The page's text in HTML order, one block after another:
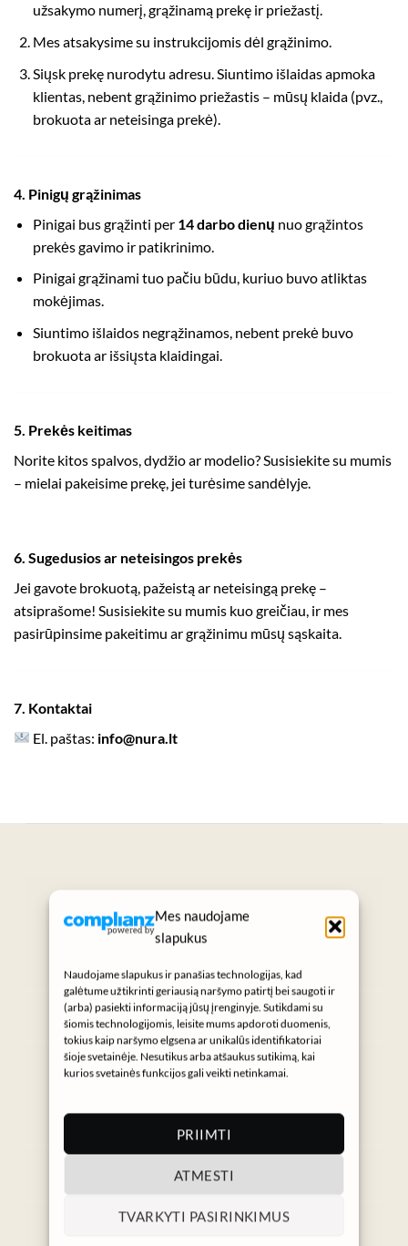
Mes naudojame
slapukus
Naudojame slapukus ir panašias technologijas, kad
galėtume užtikrinti geriausią naršymo patirtį bei saugoti ir
(arba) pasiekti informaciją jūsų įrenginyje. Sutikdami su
šiomis technologijomis, leisite mums apdoroti duomenis,
tokius kaip naršymo elgsena ar unikalūs identifikatoriai
šioje svetainėje. Nesutikus arba atšaukus sutikimą, kai
kurios svetainės funkcijos gali veikti netinkamai.
PRIIMTI
ATMESTI
TVARKYTI PASIRINKIMUS
užsakymo numerį, grąžinamą prekę ir priežastį.
Mes atsakysime su instrukcijomis dėl grąžinimo.
Siųsk prekę nurodytu adresu. Siuntimo išlaidas apmoka
klientas, nebent grąžinimo priežastis – mūsų klaida (pvz.,
brokuota ar neteisinga prekė).
4. Pinigų grąžinimas
Pinigai bus grąžinti per 14 darbo dienų nuo grąžintos
prekės gavimo ir patikrinimo.
Pinigai grąžinami tuo pačiu būdu, kuriuo buvo atliktas
mokėjimas.
Siuntimo išlaidos negrąžinamos, nebent prekė buvo
brokuota ar išsiųsta klaidingai.
5. Prekės keitimas
Norite kitos spalvos, dydžio ar modelio? Susisiekite su mumis
– mielai pakeisime prekę, jei turėsime sandėlyje.
6. Sugedusios ar neteisingos prekės
Jei gavote brokuotą, pažeistą ar neteisingą prekę –
atsiprašome! Susisiekite su mumis kuo greičiau, ir mes
pasirūpinsime pakeitimu ar grąžinimu mūsų sąskaita.
7. Kontaktai
El. paštas: info@nura.lt
SUKURTA KASDIENIAMS GROŽIO
RITUALAMS
Instagram
Gaukite NURA naujienas
Informacija⌄